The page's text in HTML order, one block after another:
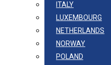
ITALY
LUXEMBOURG
NETHERLANDS
NORWAY
POLAND